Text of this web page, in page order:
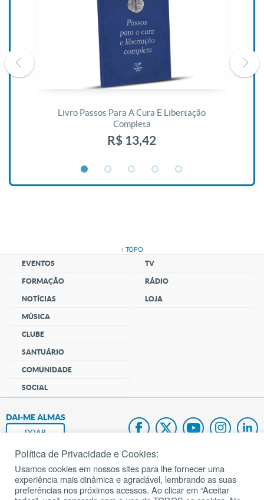
Livro Passos Para A Cura E Libertação
Completa
R$ 13,42
↑ TOPO
EVENTOS
FORMAÇÃO
NOTÍCIAS
MÚSICA
CLUBE
SANTUÁRIO
COMUNIDADE
SOCIAL
TV
RÁDIO
LOJA
DAI-ME ALMAS
DOAR
Fundação João Paulo II
Pedido de Oração
Política de Privacidade e Cookies:
Usamos cookies em nossos sites para lhe fornecer uma
experiência mais dinâmica e agradável, lembrando as suas
preferências nos próximos acessos. Ao clicar em “Aceitar